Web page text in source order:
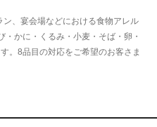
、宴会場などにおける食物アレル
かに・くるみ・小麦・そば・卵・
。8品目の対応をご希望のお客さま